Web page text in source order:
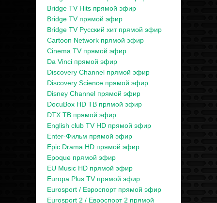
Bridge TV Hits прямой эфир
Bridge TV прямой эфир
Bridge TV Русский хит прямой эфир
Cartoon Network прямой эфир
Cinema TV прямой эфир
Da Vinci прямой эфир
Discovery Channel прямой эфир
Discovery Science прямой эфир
Disney Channel прямой эфир
DocuBox HD ТВ прямой эфир
DTX ТВ прямой эфир
English club TV HD прямой эфир
Enter-Фильм прямой эфир
Epic Drama HD прямой эфир
Epoque прямой эфир
EU Music HD прямой эфир
Europa Plus TV прямой эфир
Eurosport / Евроспорт прямой эфир
Eurosport 2 / Евроспорт 2 прямой